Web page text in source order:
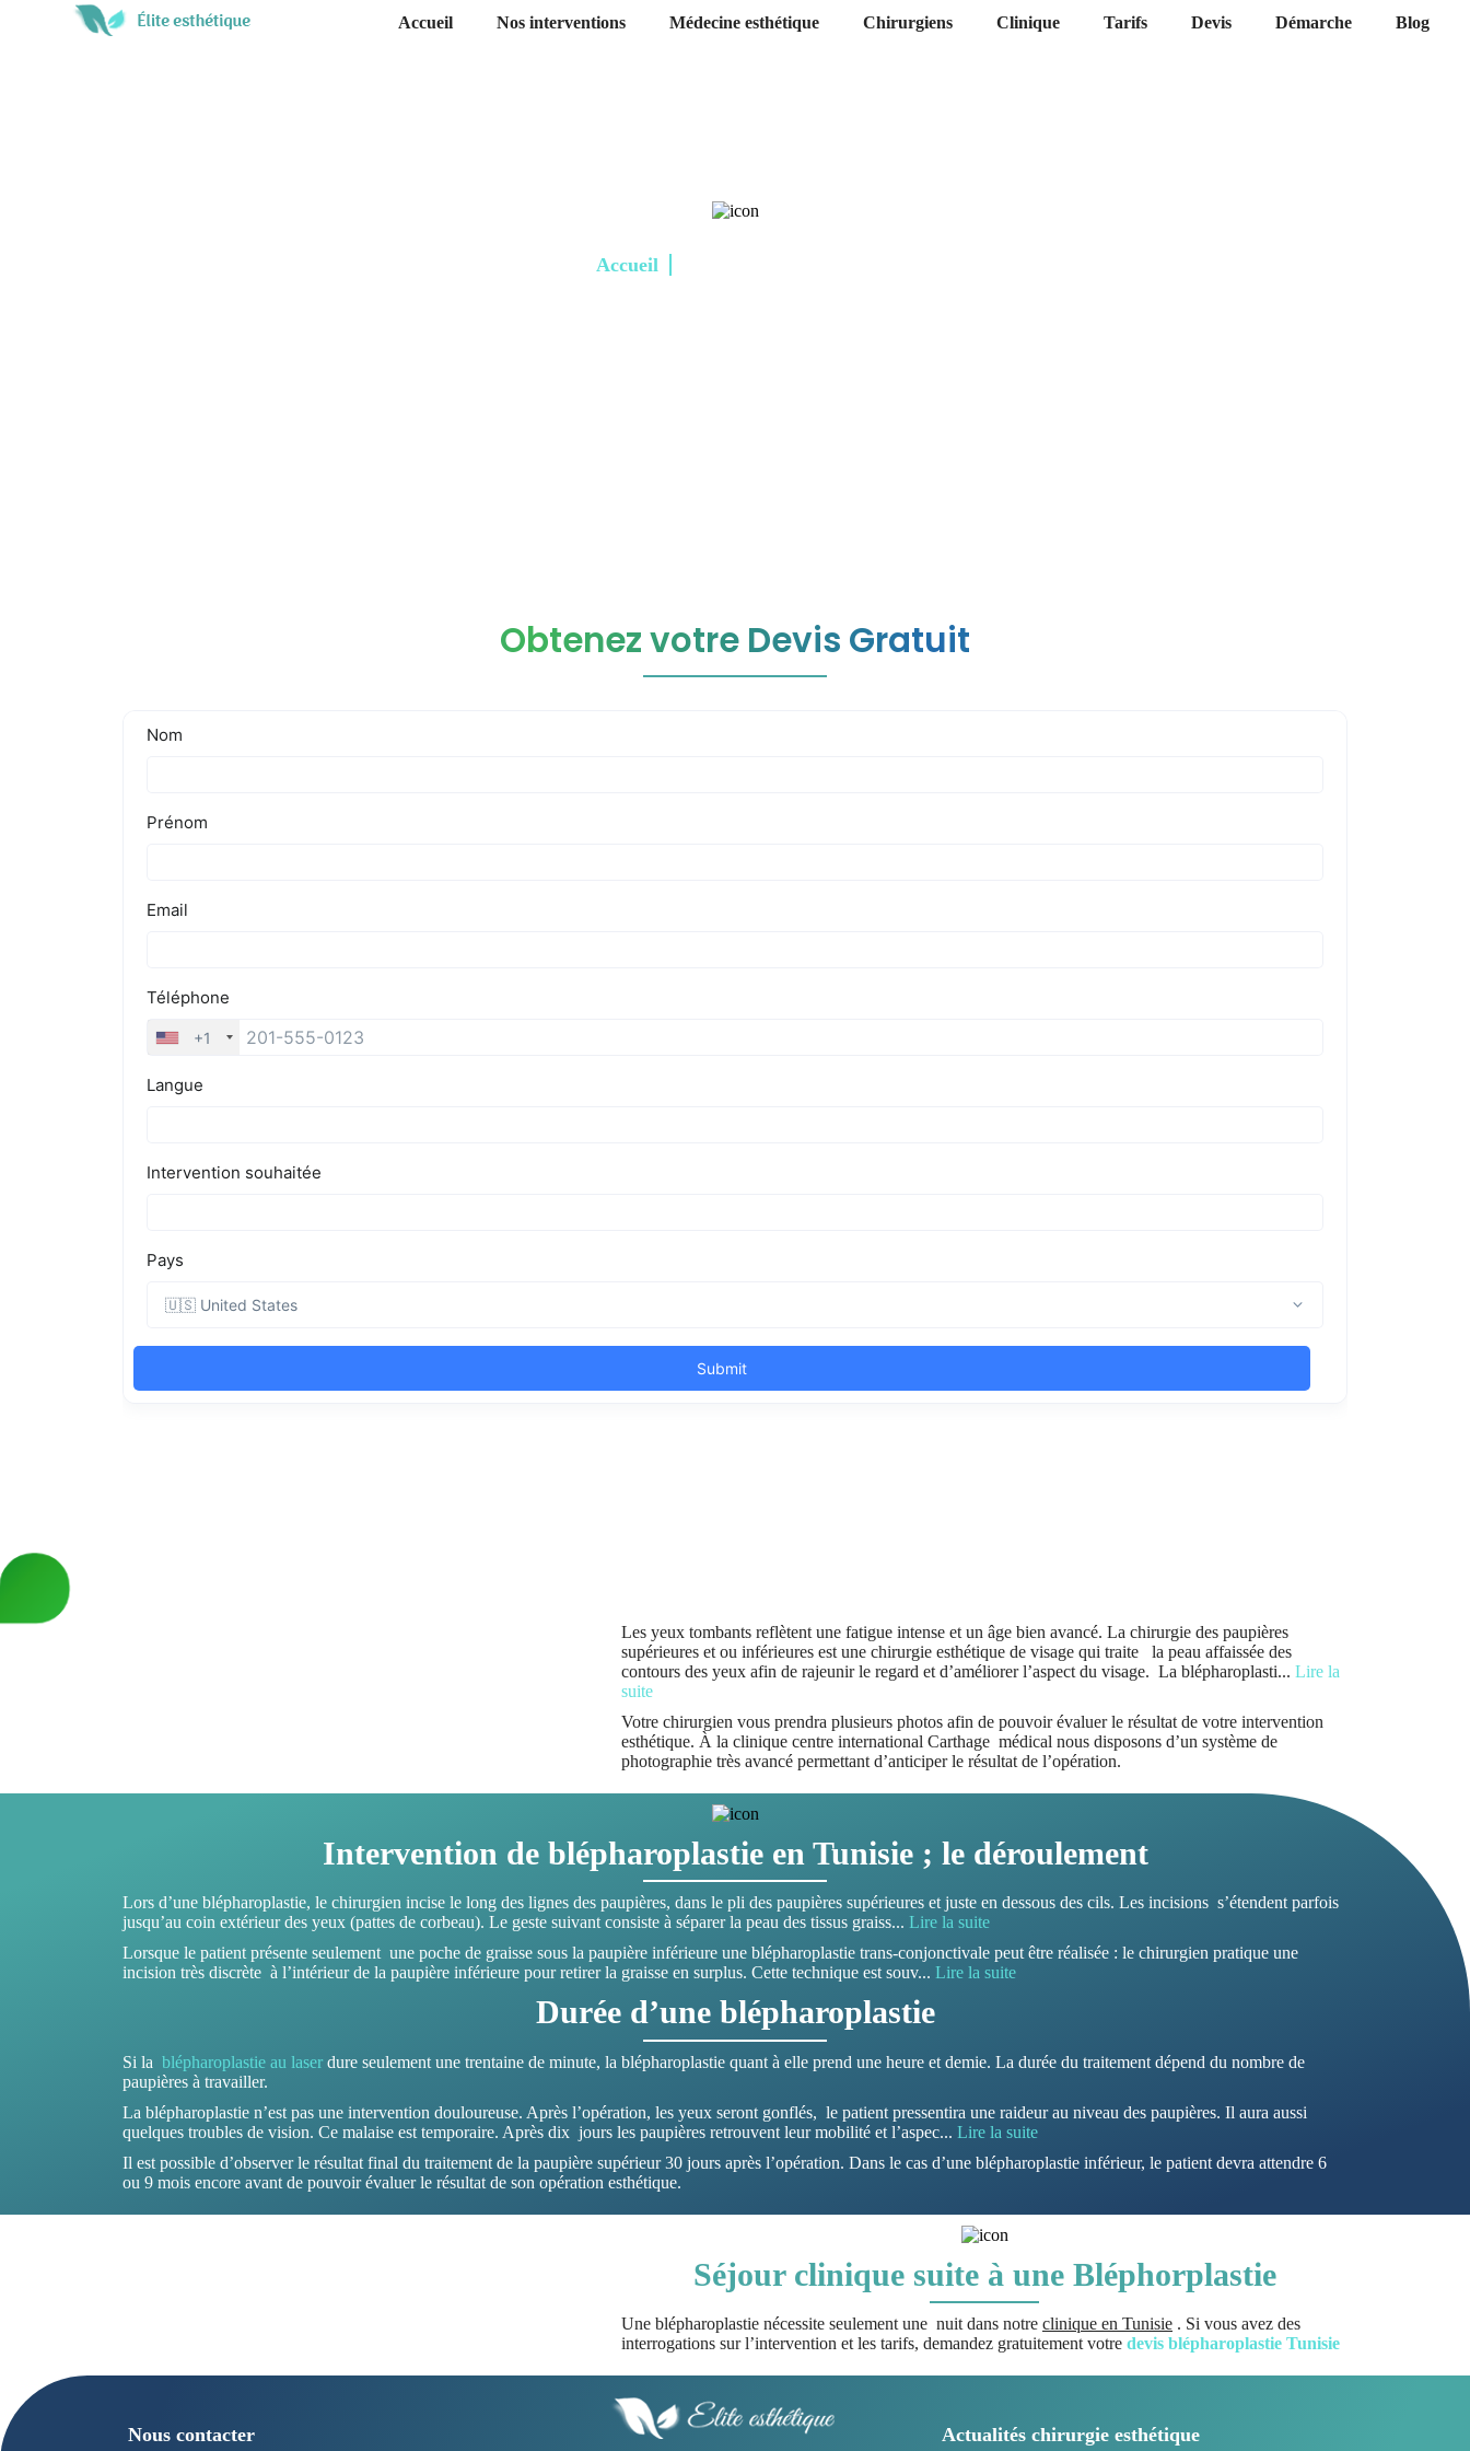
Accueil Nos interventions Médecine esthétique Chirurgiens Clinique Tarifs Devis Démarche Blog
Accueil
Obtenez votre Devis Gratuit
Les yeux tombants reflètent une fatigue intense et un âge bien avancé. La chirurgie des paupières
supérieures et ou inférieures est une chirurgie esthétique de visage qui traite la peau affaissée des
contours des yeux afin de rajeunir le regard et d’améliorer l’aspect du visage. La blépharoplasti... Lire la
suite
Votre chirurgien vous prendra plusieurs photos afin de pouvoir évaluer le résultat de votre intervention
esthétique. À la clinique centre international Carthage médical nous disposons d’un système de
photographie très avancé permettant d’anticiper le résultat de l’opération.
Intervention de blépharoplastie en Tunisie ; le déroulement
Lors d’une blépharoplastie, le chirurgien incise le long des lignes des paupières, dans le pli des paupières supérieures et juste en dessous des cils. Les incisions s’étendent parfois
jusqu’au coin extérieur des yeux (pattes de corbeau). Le geste suivant consiste à séparer la peau des tissus graiss... Lire la suite
Lorsque le patient présente seulement une poche de graisse sous la paupière inférieure une blépharoplastie trans-conjonctivale peut être réalisée : le chirurgien pratique une
incision très discrète à l’intérieur de la paupière inférieure pour retirer la graisse en surplus. Cette technique est souv... Lire la suite
Durée d’une blépharoplastie
Si la blépharoplastie au laser dure seulement une trentaine de minute, la blépharoplastie quant à elle prend une heure et demie. La durée du traitement dépend du nombre de
paupières à travailler.
La blépharoplastie n’est pas une intervention douloureuse. Après l’opération, les yeux seront gonflés, le patient pressentira une raideur au niveau des paupières. Il aura aussi
quelques troubles de vision. Ce malaise est temporaire. Après dix jours les paupières retrouvent leur mobilité et l’aspec... Lire la suite
Il est possible d’observer le résultat final du traitement de la paupière supérieur 30 jours après l’opération. Dans le cas d’une blépharoplastie inférieur, le patient devra attendre 6
ou 9 mois encore avant de pouvoir évaluer le résultat de son opération esthétique.
Séjour clinique suite à une Bléphorplastie
Une blépharoplastie nécessite seulement une nuit dans notre clinique en Tunisie . Si vous avez des
interrogations sur l’intervention et les tarifs, demandez gratuitement votre devis blépharoplastie Tunisie
Nous contacter Actualités chirurgie esthétique